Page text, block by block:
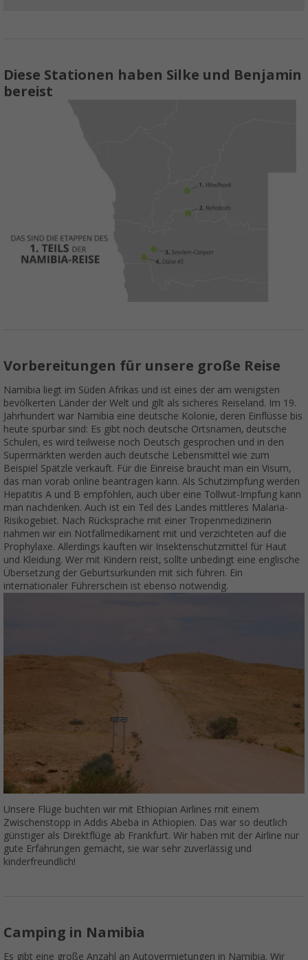
Diese Stationen haben Silke und Benjamin
bereist
Vorbereitungen für unsere große Reise
Namibia liegt im Süden Afrikas und ist eines der am wenigsten
bevölkerten Länder der Welt und gilt als sicheres Reiseland. Im 19.
Jahrhundert war Namibia eine deutsche Kolonie, deren Einflüsse bis
heute spürbar sind: Es gibt noch deutsche Ortsnamen, deutsche
Schulen, es wird teilweise noch Deutsch gesprochen und in den
Supermärkten werden auch deutsche Lebensmittel wie zum
Beispiel Spätzle verkauft. Für die Einreise braucht man ein Visum,
das man vorab online beantragen kann. Als Schutzimpfung werden
Hepatitis A und B empfohlen, auch über eine Tollwut-Impfung kann
man nachdenken. Auch ist ein Teil des Landes mittleres Malaria-
Risikogebiet. Nach Rücksprache mit einer Tropenmedizinerin
nahmen wir ein Notfallmedikament mit und verzichteten auf die
Prophylaxe. Allerdings kauften wir Insektenschutzmittel für Haut
und Kleidung. Wer mit Kindern reist, sollte unbedingt eine englische
Übersetzung der Geburtsurkunden mit sich führen. Ein
internationaler Führerschein ist ebenso notwendig.
Unsere Flüge buchten wir mit Ethiopian Airlines mit einem
Zwischenstopp in Addis Abeba in Äthiopien. Das war so deutlich
günstiger als Direktflüge ab Frankfurt. Wir haben mit der Airline nur
gute Erfahrungen gemacht, sie war sehr zuverlässig und
kinderfreundlich!
Camping in Namibia
Es gibt eine große Anzahl an Autovermietungen in Namibia. Wir